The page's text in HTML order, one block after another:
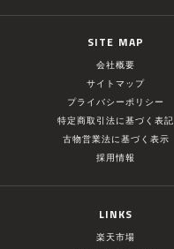
SITE MAP
会社概要
サイトマップ
プライバシーポリシー
特定商取引法に基づく表記
古物営業法に基づく表示
採用情報
LINKS
楽天市場